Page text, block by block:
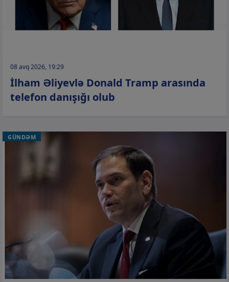
08 avq 2026, 19:29
İlham Əliyevlə Donald Tramp arasında
telefon danışığı olub
GÜNDƏM